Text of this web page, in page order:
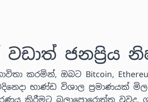
ජනප්‍රිය
කරමින්, ඔබට Bitcoin,
භාණ්ඩ විශාල ප්‍රමාණයක්
කිරීමට බලාපොරොත්තු